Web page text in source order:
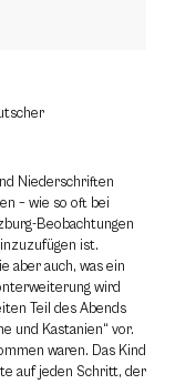
Niederschriften
– wie so oft bei
Beobachtungen
ist.
aber auch, was ein
wird
Teil des Abends
und Kastanien“ vor.
waren. Das Kind
auf jeden Schritt, der